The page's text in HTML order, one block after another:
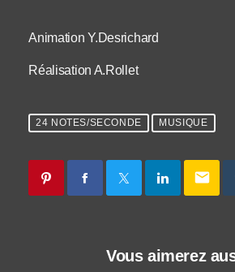
Animation Y.Desrichard
Réalisation A.Rollet
24 NOTES/SECONDE MUSIQUE
email
Vous aimerez